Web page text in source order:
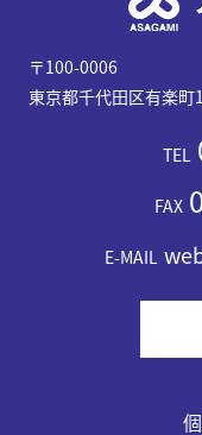
〒100-0006
東京都千代田区有楽町
TEL
FAX
E-MAIL